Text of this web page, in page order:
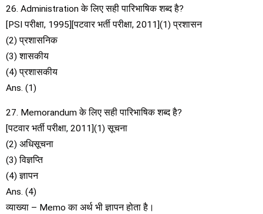
26. Administration के लिए सही पारिभाषिक शब्द है?
[PSI परीक्षा, 1995][पटवार भर्ती परीक्षा, 2011](1) प्रशासन
(2) प्रशासनिक
(3) शासकीय
(4) प्रशासकीय
Ans. (1)
27. Memorandum के लिए सही पारिभाषिक शब्द है?
[पटवार भर्ती परीक्षा, 2011](1) सूचना
(2) अधिसूचना
(3) विज्ञप्ति
(4) ज्ञापन
Ans. (4)
व्याख्या – Memo का अर्थ भी ज्ञापन होता है।